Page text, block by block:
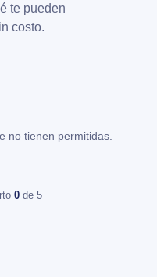
te pueden
costo.
no tienen permitidas.
0 de 5